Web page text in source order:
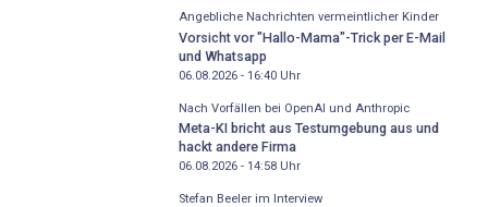
Angebliche Nachrichten vermeintlicher Kinder
Vorsicht vor "Hallo-Mama"-Trick per E-Mail
und Whatsapp
06.08.2026 - 16:40Uhr
Nach Vorfällen bei OpenAI und Anthropic
Meta-KI bricht aus Testumgebung aus und
hackt andere Firma
06.08.2026 - 14:58Uhr
Stefan Beeler im Interview